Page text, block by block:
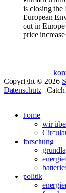
is closing the
European
out in
price increase
Copyright © 2026
Datenschutz |
oben
scrollen
home
wir
forschung
politik